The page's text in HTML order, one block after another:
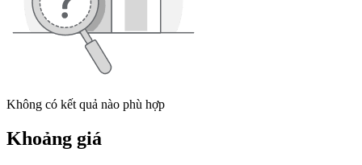
Không có kết quả nào phù hợp
Khoảng giá